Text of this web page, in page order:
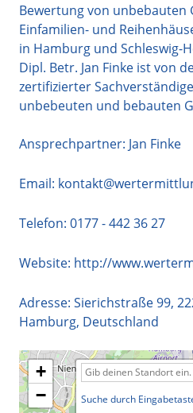
Bewertung von unbebauten
Einfamilien- und
in Hamburg und Schleswig-
Dipl. Betr. Jan Finke ist von
zertifizierter
unbebeuten und bebauten
Ansprechpartner: Jan Finke
Email:
Telefon: 0177 - 442 36 27
Website: http://
Adresse: Sierichstraße 99,
Hamburg, Deutschland
+
−
Suche durch